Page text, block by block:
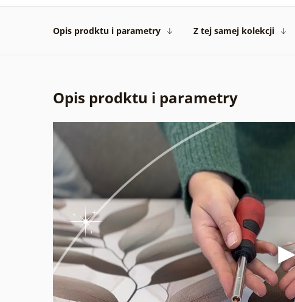
Opis prodktu i parametry Z tej samej kolekcji
Opis prodktu i parametry